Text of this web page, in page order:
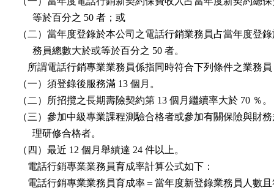
      等於百分之 50 者；或
（二）當年度登錄於本公司之電話行銷業務員占當年度登
      務員總數大於或等於百分之 50 者。
所謂電話行銷專業業務員係指同時符合下列條件之業務
（一）須登錄後服務滿 13 個月。
（二）所招攬之長期壽險契約第 13 個月繼續率大於 70 ％。
（三）參加中級專業課程測驗合格者或參加有關保險與財
      理研修合格者。
（四）最近 12 個月舉績達 24 件以上。
    電話行銷專業業務員育成率計算公式如下：
電話行銷專業業務員育成率＝當年度新登錄業務員人數